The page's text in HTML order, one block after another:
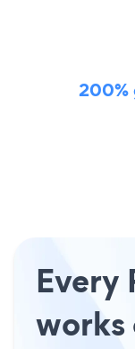
200%
Every
works